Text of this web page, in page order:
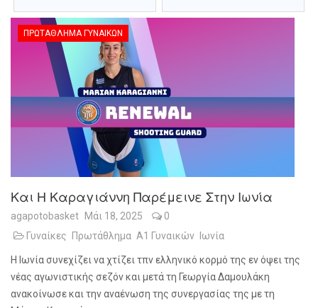
ΠΡΩΤΆΘΛΗΜΑ ΓΥΝΑΙΚΏΝ
Και Η Καραγιάννη Παρέμεινε Στην Ιωνία
agapotobasket Μάι 18, 2025
0
Γυναίκες
Πρωτάθλημα Α1 Γυναικών Ιωνία
Η Ιωνία συνεχίζει να χτίζει τπν ελληνικό κορμό της εν όψει της
νέας αγωνιστικής σεζόν και μετά τη Γεωργία Δαμουλάκη
ανακοίνωσε και την αναένωση της συνεργασίας της με τη